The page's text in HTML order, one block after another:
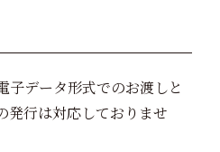
子データ形式でのお渡しと
発行は対応しておりませ